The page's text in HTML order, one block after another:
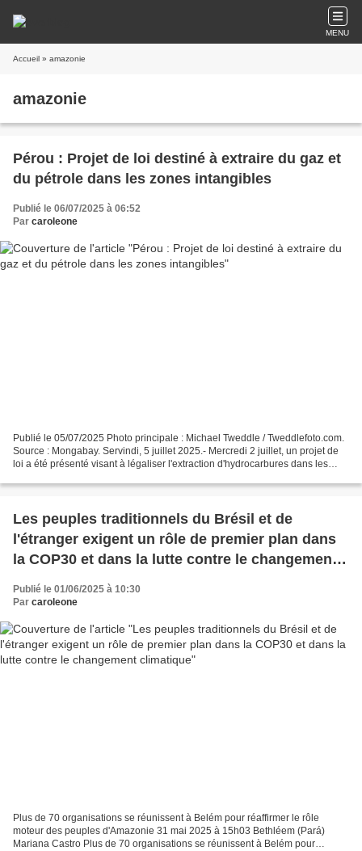
MENU
Accueil » amazonie
amazonie
Pérou : Projet de loi destiné à extraire du gaz et
du pétrole dans les zones intangibles
Publié le 06/07/2025 à 06:52
Par caroleone
Publié le 05/07/2025 Photo principale : Michael Tweddle / Tweddlefoto.com.
Source : Mongabay. Servindi, 5 juillet 2025.- Mercredi 2 juillet, un projet de
loi a été présenté visant à légaliser l'extraction d'hydrocarbures dans les
Les peuples traditionnels du Brésil et de
l'étranger exigent un rôle de premier plan dans
la COP30 et dans la lutte contre le changement
Publié le 01/06/2025 à 10:30
Par caroleone
Plus de 70 organisations se réunissent à Belém pour réaffirmer le rôle
moteur des peuples d'Amazonie 31 mai 2025 à 15h03 Bethléem (Pará)
Mariana Castro Plus de 70 organisations se réunissent à Belém pour